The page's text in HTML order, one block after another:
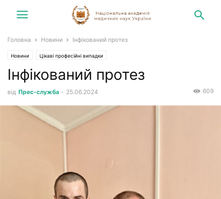
Головна Новини Інфікований протез
Новини Цікаві професійні випадки
Інфікований протез
від Прес-служба - 25.06.2024 609